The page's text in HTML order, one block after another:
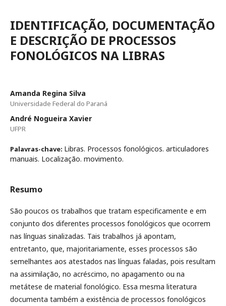
IDENTIFICAÇÃO, DOCUMENTAÇÃO
E DESCRIÇÃO DE PROCESSOS
FONOLÓGICOS NA LIBRAS
Amanda Regina Silva
Universidade Federal do Paraná
André Nogueira Xavier
UFPR
Palavras-chave: Libras. Processos fonológicos. articuladores
manuais. Localização. movimento.
Resumo
São poucos os trabalhos que tratam especificamente e em
conjunto dos diferentes processos fonológicos que ocorrem
nas línguas sinalizadas. Tais trabalhos já apontam,
entretanto, que, majoritariamente, esses processos são
semelhantes aos atestados nas línguas faladas, pois resultam
na assimilação, no acréscimo, no apagamento ou na
metátese de material fonológico. Essa mesma literatura
documenta também a existência de processos fonológicos